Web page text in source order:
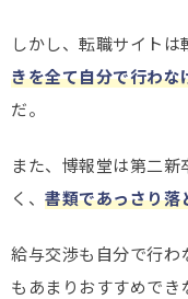
しかし、転職サイト
きを全て自分で行わ
だ。
また、博報堂は第二
く、 書類であっさり落
給与交渉も自分で行わ
もあまりおすすめでき